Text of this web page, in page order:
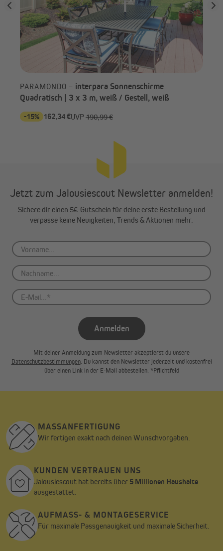
PARAMONDO – interpara Sonnenschirme
Quadratisch | 3 x 3 m, weiß / Gestell, weiß
-15% 162,34 €UVP 190,99 €
Jetzt zum Jalousiescout Newsletter anmelden!
Sichere dir einen 5€-Gutschein für deine erste Bestellung und
verpasse keine Neuigkeiten, Trends & Aktionen mehr.
Anmelden
Mit deiner Anmeldung zum Newsletter akzeptierst du unsere
Datenschutzbestimmungen. Du kannst den Newsletter jederzeit und kostenfrei
über einen Link in der E-Mail abbestellen. *Pflichtfeld
MASSANFERTIGUNG
Wir fertigen exakt nach deinen Wunschvorgaben.
KUNDEN VERTRAUEN UNS
Jalousiescout hat bereits über 5 Millionen Haushalte
ausgestattet.
AUFMASS- & MONTAGESERVICE
Für maximale Passgenauigkeit und maximale Sicherheit.